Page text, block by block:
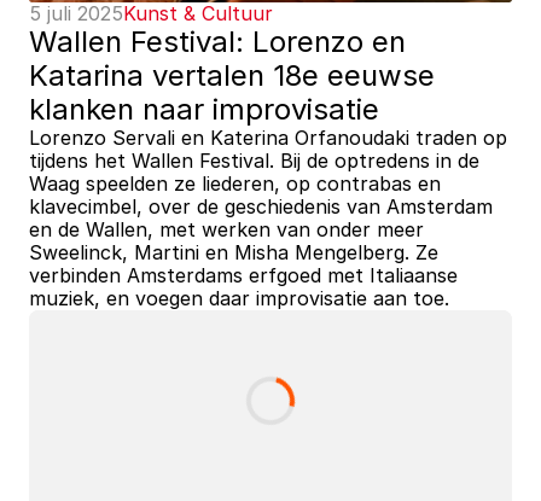
5 juli 2025Kunst & Cultuur
Wallen Festival: Lorenzo en
Katarina vertalen 18e eeuwse
klanken naar improvisatie
Lorenzo Servali en Katerina Orfanoudaki traden op
tijdens het Wallen Festival. Bij de optredens in de
Waag speelden ze liederen, op contrabas en
klavecimbel, over de geschiedenis van Amsterdam
en de Wallen, met werken van onder meer
Sweelinck, Martini en Misha Mengelberg. Ze
verbinden Amsterdams erfgoed met Italiaanse
muziek, en voegen daar improvisatie aan toe.